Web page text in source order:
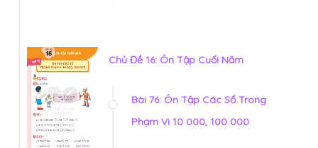
Chủ Đề 16: Ôn Tập Cuối Năm
Bài 76: Ôn Tập Các Số Trong
Phạm Vi 10 000, 100 000